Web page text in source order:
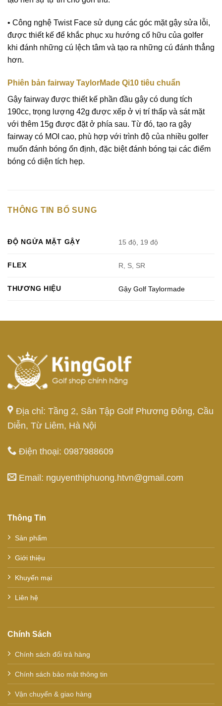
• Công nghệ Twist Face sử dụng các góc mặt gậy sửa lỗi,
được thiết kế để khắc phục xu hướng cố hữu của golfer
khi đánh những cú lệch tâm và tạo ra những cú đánh thẳng
hơn.
Phiên bản fairway TaylorMade Qi10 tiêu chuẩn
Gậy fairway được thiết kế phần đầu gậy có dung tích
190cc, trọng lượng 42g được xếp ở vị trí thấp và sát mặt
với thêm 15g được đặt ở phía sau. Từ đó, tạo ra gậy
fairway có MOI cao, phù hợp với trình độ của nhiều golfer
muốn đánh bóng ổn định, đặc biệt đánh bóng tại các điểm
bóng có diện tích hẹp.
THÔNG TIN BỔ SUNG
ĐỘ NGỬA MẶT GẬY 15 độ, 19 độ
FLEX R, S, SR
THƯƠNG HIỆU Gậy Golf Taylormade
Địa chỉ: Tầng 2, Sân Tập Golf Phương Đông, Cầu
Diễn, Từ Liêm, Hà Nội
Điện thoại: 0987988609
Email: nguyenthiphuong.htvn@gmail.com
Thông Tin
Sản phẩm
Giới thiệu
Khuyến mại
Liên hệ
Chính Sách
Chính sách đổi trả hàng
Chính sách bảo mật thông tin
Vận chuyển & giao hàng